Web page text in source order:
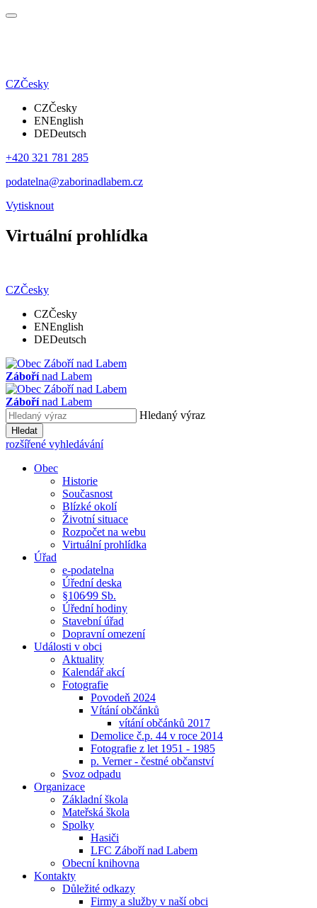
CZČesky
CZČesky
ENEnglish
DEDeutsch
+420 321 781 285
podatelna@zaborinadlabem.cz
Vytisknout
Virtuální prohlídka
CZČesky
CZČesky
ENEnglish
DEDeutsch
Zábořínad Labem
Zábořínad Labem
Hledaný výraz
Hledat
rozšířené vyhledávání
Obec
Historie
Současnost
Blízké okolí
Životní situace
Rozpočet na webu
Virtuální prohlídka
Úřad
e-podatelna
Úřední deska
§106⁄99 Sb.
Úřední hodiny
Stavební úřad
Dopravní omezení
Události v obci
Aktuality
Kalendář akcí
Fotografie
Povodeň 2024
Vítání občánků
vítání občánků 2017
Demolice č.p. 44 v roce 2014
Fotografie z let 1951 - 1985
p. Verner - čestné občanství
Svoz odpadu
Organizace
Základní škola
Mateřská škola
Spolky
Hasiči
LFC Záboří nad Labem
Obecní knihovna
Kontakty
Důležité odkazy
Firmy a služby v naší obci